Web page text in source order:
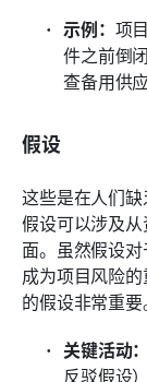
示例： 项
件之前倒
查备用供应
假设
这些是在人们缺
假设可以涉及
面。虽然假设
成为项目风险
的假设非常重要
关键活动
反驳假设